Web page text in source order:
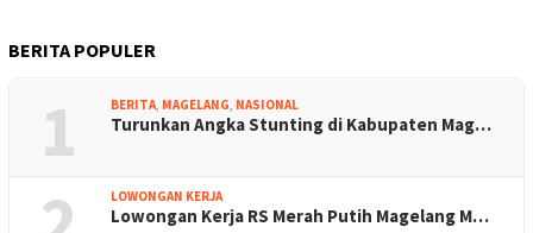
BERITA POPULER
1 BERITA, MAGELANG, NASIONAL
Turunkan Angka Stunting di Kabupaten Mag…
LOWONGAN KERJA
Lowongan Kerja RS Merah Putih Magelang M…